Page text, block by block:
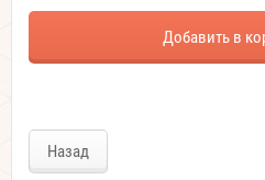
Добавить в
Назад